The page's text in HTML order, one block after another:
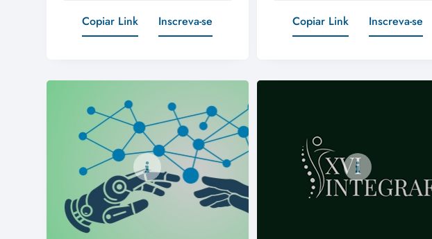
Copiar Link Inscreva-se Copiar Link Inscreva-se